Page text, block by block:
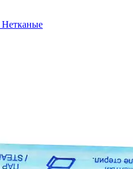
Нетканые